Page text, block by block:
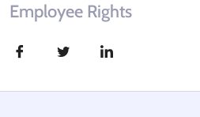
Employee Rights